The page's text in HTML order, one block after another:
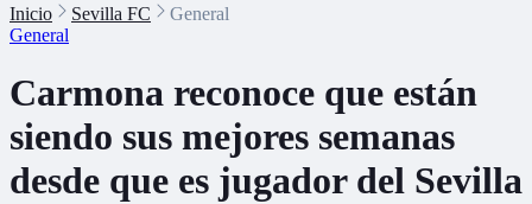
Inicio Sevilla FC
General
General
Carmona reconoce que están
siendo sus mejores semanas
desde que es jugador del Sevilla